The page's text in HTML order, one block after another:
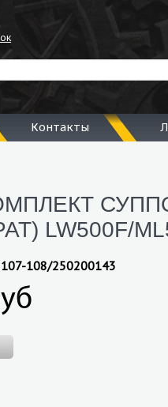
Контакты
LW500F/
108/250200143